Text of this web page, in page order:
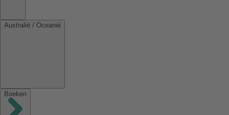
Australië / Oceanië
Boeken